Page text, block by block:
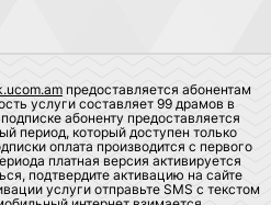
предоставляется абонентам
услуги составляет 99 драмов в
абоненту предоставляется
период, который доступен только
оплата производится с первого
платная версия активируется
подтвердите активацию на сайте
услуги отправьте SMS с текстом